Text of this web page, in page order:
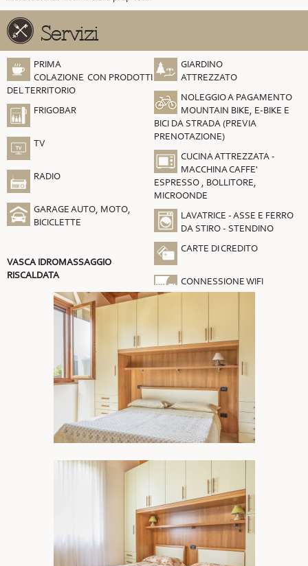
Servizi
PRIMA
COLAZIONE CON PRODOTTI
DEL TERRITORIO
FRIGOBAR
TV
RADIO
GARAGE AUTO, MOTO,
BICICLETTE
VASCA IDROMASSAGGIO
RISCALDATA
GIARDINO
ATTREZZATO
NOLEGGIO A PAGAMENTO
MOUNTAIN BIKE, E-BIKE E
BICI DA STRADA (PREVIA
PRENOTAZIONE)
CUCINA ATTREZZATA -
MACCHINA CAFFE'
ESPRESSO , BOLLITORE,
MICROONDE
LAVATRICE - ASSE E FERRO
DA STIRO - STENDINO
CARTE DI CREDITO
CONNESSIONE WIFI
GRATUITA